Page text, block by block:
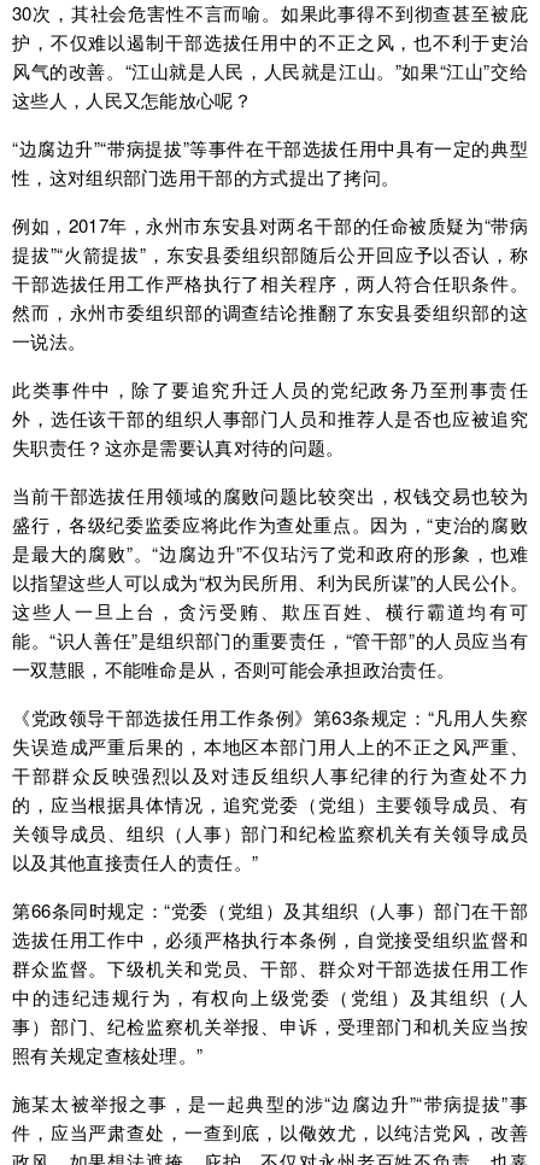
30次，其社会危害性不言而喻。如果此事得不到彻查甚至被庇
护，不仅难以遏制干部选拔任用中的不正之风，也不利于吏治
风气的改善。“江山就是人民，人民就是江山。”如果“江山”交给
这些人，人民又怎能放心呢？
“边腐边升”“带病提拔”等事件在干部选拔任用中具有一定的典型
性，这对组织部门选用干部的方式提出了拷问。
例如，2017年，永州市东安县对两名干部的任命被质疑为“带病
提拔”“火箭提拔”，东安县委组织部随后公开回应予以否认，称
干部选拔任用工作严格执行了相关程序，两人符合任职条件。
然而，永州市委组织部的调查结论推翻了东安县委组织部的这
一说法。
此类事件中，除了要追究升迁人员的党纪政务乃至刑事责任
外，选任该干部的组织人事部门人员和推荐人是否也应被追究
失职责任？这亦是需要认真对待的问题。
当前干部选拔任用领域的腐败问题比较突出，权钱交易也较为
盛行，各级纪委监委应将此作为查处重点。因为，“吏治的腐败
是最大的腐败”。“边腐边升”不仅玷污了党和政府的形象，也难
以指望这些人可以成为“权为民所用、利为民所谋”的人民公仆。
这些人一旦上台，贪污受贿、欺压百姓、横行霸道均有可
能。“识人善任”是组织部门的重要责任，“管干部”的人员应当有
一双慧眼，不能唯命是从，否则可能会承担政治责任。
《党政领导干部选拔任用工作条例》第63条规定：“凡用人失察
失误造成严重后果的，本地区本部门用人上的不正之风严重、
干部群众反映强烈以及对违反组织人事纪律的行为查处不力
的，应当根据具体情况，追究党委（党组）主要领导成员、有
关领导成员、组织（人事）部门和纪检监察机关有关领导成员
以及其他直接责任人的责任。”
第66条同时规定：“党委（党组）及其组织（人事）部门在干部
选拔任用工作中，必须严格执行本条例，自觉接受组织监督和
群众监督。下级机关和党员、干部、群众对干部选拔任用工作
中的违纪违规行为，有权向上级党委（党组）及其组织（人
事）部门、纪检监察机关举报、申诉，受理部门和机关应当按
照有关规定查核处理。”
施某太被举报之事，是一起典型的涉“边腐边升”“带病提拔”事
件，应当严肃查处，一查到底，以儆效尤，以纯洁党风，改善